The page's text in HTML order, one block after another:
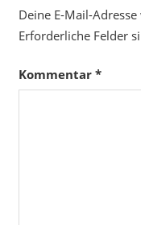
Deine E-Mail-
Erforderliche Felder
Kommentar *